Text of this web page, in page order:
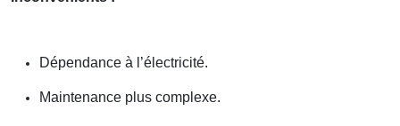
Dépendance à l’électricité.
Maintenance plus complexe.